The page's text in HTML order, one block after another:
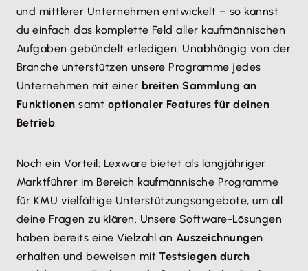
und mittlerer Unternehmen entwickelt – so kannst
du einfach das komplette Feld aller kaufmännischen
Aufgaben gebündelt erledigen. Unabhängig von der
Branche unterstützen unsere Programme jedes
Unternehmen mit einer breiten Sammlung an
Funktionen samt optionaler Features für deinen
Betrieb.
Noch ein Vorteil: Lexware bietet als langjähriger
Marktführer im Bereich kaufmännische Programme
für KMU vielfältige Unterstützungsangebote, um all
deine Fragen zu klären. Unsere Software-Lösungen
haben bereits eine Vielzahl an Auszeichnungen
erhalten und beweisen mitTestsiegen durch